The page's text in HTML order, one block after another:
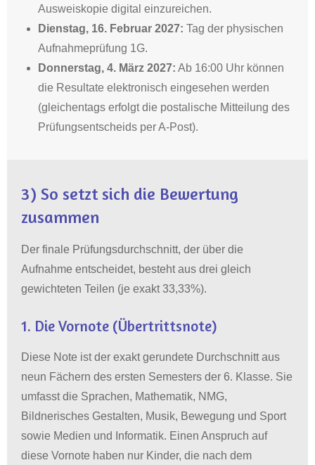
Ausweiskopie digital einzureichen.
Dienstag, 16. Februar 2027: Tag der physischen
Aufnahmeprüfung 1G.
Donnerstag, 4. März 2027: Ab 16:00 Uhr können
die Resultate elektronisch eingesehen werden
(gleichentags erfolgt die postalische Mitteilung des
Prüfungsentscheids per A-Post).
3) So setzt sich die Bewertung
zusammen
Der finale Prüfungsdurchschnitt, der über die
Aufnahme entscheidet, besteht aus drei gleich
gewichteten Teilen (je exakt 33,33%).
1. Die Vornote (Übertrittsnote)
Diese Note ist der exakt gerundete Durchschnitt aus
neun Fächern des ersten Semesters der 6. Klasse. Sie
umfasst die Sprachen, Mathematik, NMG,
Bildnerisches Gestalten, Musik, Bewegung und Sport
sowie Medien und Informatik. Einen Anspruch auf
diese Vornote haben nur Kinder, die nach dem